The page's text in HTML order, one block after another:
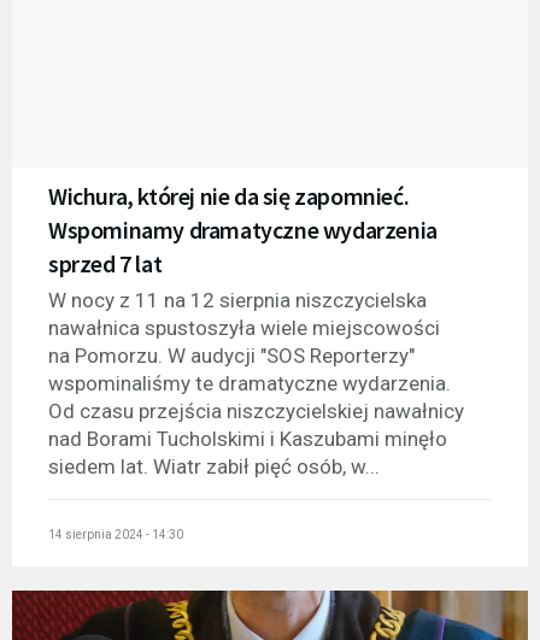
Wichura, której nie da się zapomnieć.
Wspominamy dramatyczne wydarzenia
sprzed 7 lat
W nocy z 11 na 12 sierpnia niszczycielska
nawałnica spustoszyła wiele miejscowości
na Pomorzu. W audycji "SOS Reporterzy"
wspominaliśmy te dramatyczne wydarzenia.
Od czasu przejścia niszczycielskiej nawałnicy
nad Borami Tucholskimi i Kaszubami minęło
siedem lat. Wiatr zabił pięć osób, w...
14 sierpnia 2024 - 14:30